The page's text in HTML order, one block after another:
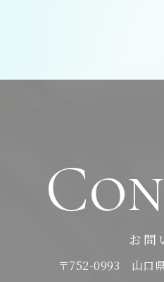
お問
〒752-0993 山口